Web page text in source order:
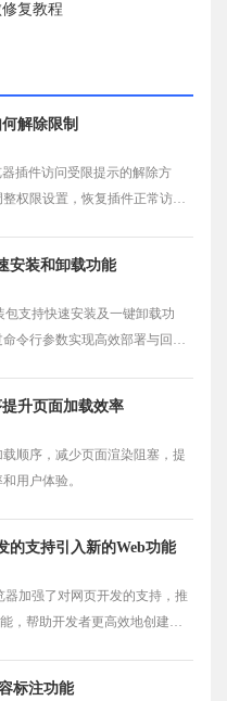
复教程
解除限制
器插件访问受限提示的解除方
权限设置，恢复插件正常访问
安装和卸载功能
包支持快速安装及一键卸载功
令行参数实现高效部署与回退
升页面加载效率
顺序，减少页面渲染阻塞，提
用户体验。
的支持引入新的Web功能
器加强了对网页开发的支持，推
，帮助开发者更高效地创建与
标注功能